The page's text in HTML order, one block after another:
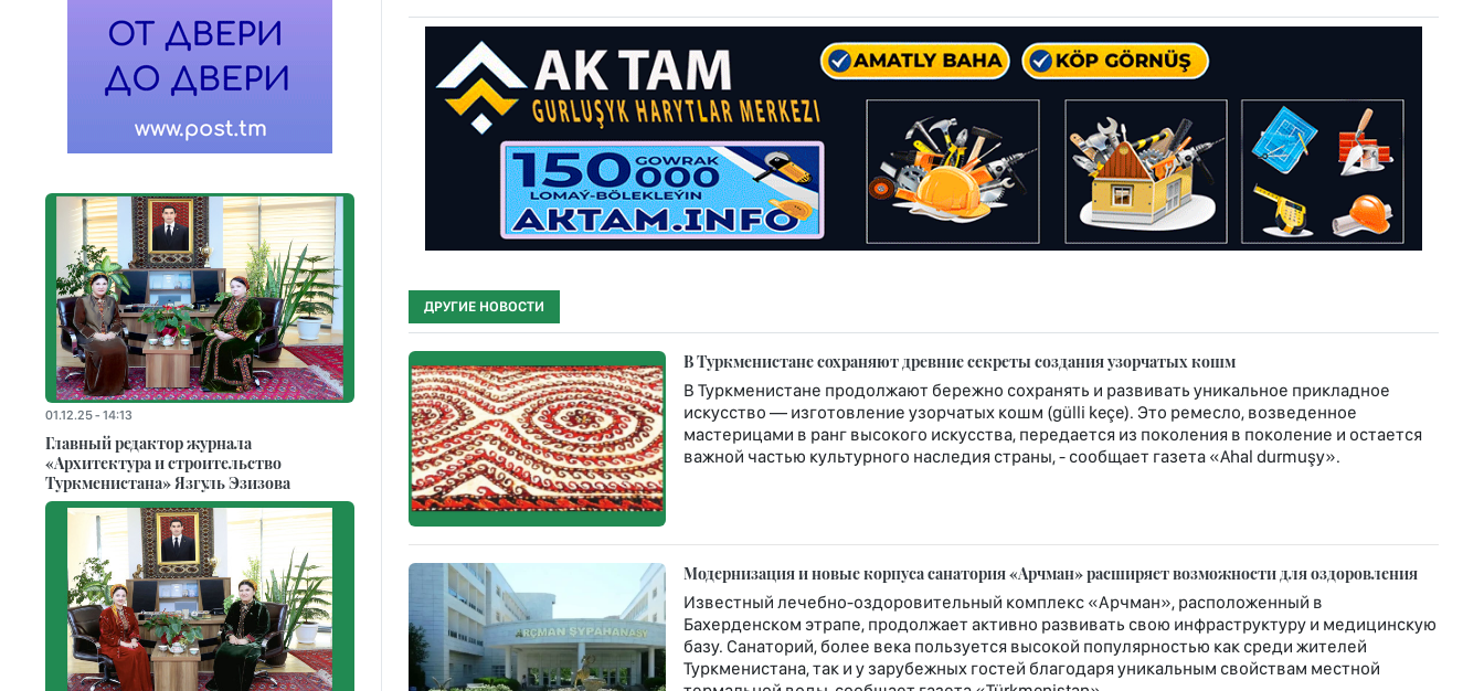
ДРУГИЕ НОВОСТИ
В Туркменистане сохраняют древние секреты создания узорчатых кошм
В Туркменистане продолжают бережно сохранять и развивать уникальное прикладное
искусство — изготовление узорчатых кошм (gülli keçe). Это ремесло, возведенное
мастерицами в ранг высокого искусства, передается из поколения в поколение и остается
важной частью культурного наследия страны, - сообщает газета «Ahal durmuşy».
Модернизация и новые корпуса санатория «Арчман» расширяет возможности для оздоровления
Известный лечебно-оздоровительный комплекс «Арчман», расположенный в
Бахерденском этрапе, продолжает активно развивать свою инфраструктуру и медицинскую
базу. Санаторий, более века пользуется высокой популярностью как среди жителей
Туркменистана, так и у зарубежных гостей благодаря уникальным свойствам местной
01.12.25 - 14:13
Главный редактор журнала
«Архитектура и строительство
Туркменистана» Язгуль Эзизова